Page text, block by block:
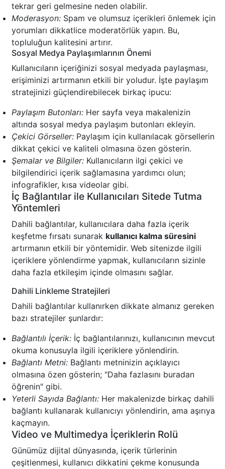
tekrar geri gelmesine neden olabilir.
Moderasyon: Spam ve olumsuz içerikleri önlemek için
yorumları dikkatlice moderatörlük yapın. Bu,
topluluğun kalitesini artırır.
Sosyal Medya Paylaşımlarının Önemi
Kullanıcıların içeriğinizi sosyal medyada paylaşması,
erişiminizi artırmanın etkili bir yoludur. İşte paylaşım
stratejinizi güçlendirebilecek birkaç ipucu:
Paylaşım Butonları: Her sayfa veya makalenizin
altında sosyal medya paylaşım butonları ekleyin.
Çekici Görseller: Paylaşım için kullanılacak görsellerin
dikkat çekici ve kaliteli olmasına özen gösterin.
Şemalar ve Bilgiler: Kullanıcıların ilgi çekici ve
bilgilendirici içerik sağlamasına yardımcı olun;
infografikler, kısa videolar gibi.
İç Bağlantılar ile Kullanıcıları Sitede Tutma
Yöntemleri
Dahili bağlantılar, kullanıcılara daha fazla içerik
keşfetme fırsatı sunarak kullanıcı kalma süresini
artırmanın etkili bir yöntemidir. Web sitenizde ilgili
içeriklere yönlendirme yapmak, kullanıcıların sizinle
daha fazla etkileşim içinde olmasını sağlar.
Dahili Linkleme Stratejileri
Dahili bağlantılar kullanırken dikkate almanız gereken
bazı stratejiler şunlardır:
Bağlantılı İçerik: İç bağlantılarınızı, kullanıcının mevcut
okuma konusuyla ilgili içeriklere yönlendirin.
Bağlantı Metni: Bağlantı metninizin açıklayıcı
olmasına özen gösterin; "Daha fazlasını buradan
öğrenin" gibi.
Yeterli Sayıda Bağlantı: Her makalenizde birkaç dahili
bağlantı kullanarak kullanıcıyı yönlendirin, ama aşırıya
kaçmayın.
Video ve Multimedya İçeriklerin Rolü
Günümüz dijital dünyasında, içerik türlerinin
çeşitlenmesi, kullanıcı dikkatini çekme konusunda